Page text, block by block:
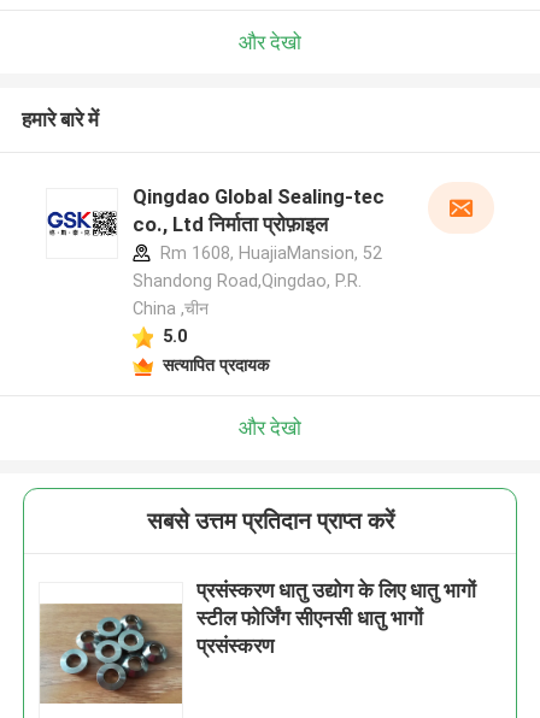
और देखो
हमारे बारे में
Qingdao Global Sealing-tec
co., Ltd निर्माता प्रोफ़ाइल
Rm 1608, HuajiaMansion, 52
Shandong Road,Qingdao, P.R.
China ,चीन
5.0
सत्यापित प्रदायक
और देखो
सबसे उत्तम प्रतिदान प्राप्त करें
प्रसंस्करण धातु उद्योग के लिए धातु भागों
स्टील फोर्जिंग सीएनसी धातु भागों
प्रसंस्करण